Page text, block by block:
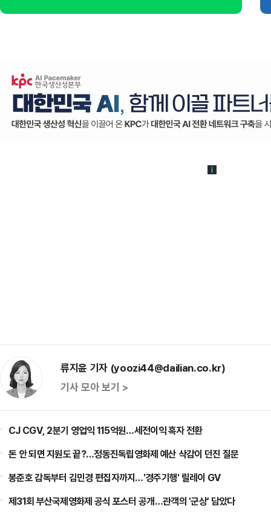
류지윤 기자 (yoozi44@dailian.co.kr)
기사 모아 보기 >
CJ CGV, 2분기 영업익 115억원…세전이익 흑자 전환
돈 안 되면 지원도 끝?…정동진독립영화제 예산 삭감이 던진 질문
봉준호 감독부터 김민경 편집자까지…'경주기행' 릴레이 GV
제31회 부산국제영화제 공식 포스터 공개…관객의 '군상' 담았다